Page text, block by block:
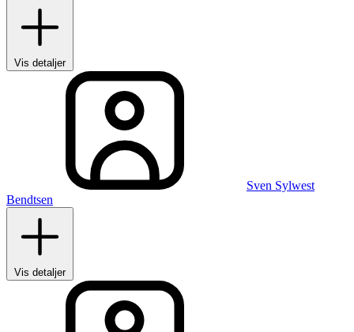
Vis detaljer
Sven Sylwest
Bendtsen
Vis detaljer